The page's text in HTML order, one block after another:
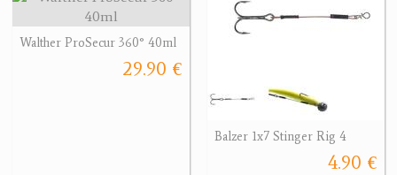
Walther ProSecur 360° 40ml
29.90 €
Balzer 1x7 Stinger Rig 4
4.90 €